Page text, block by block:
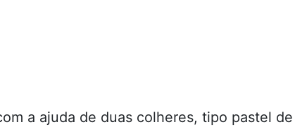
a ajuda de duas colheres, tipo pastel de